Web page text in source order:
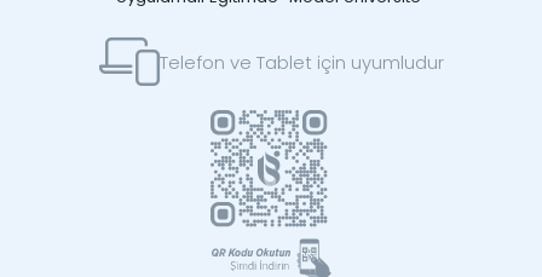
Telefon ve Tablet için uyumludur